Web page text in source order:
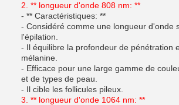
2. ** longueur d'onde 808 nm: **
- ** Caractéristiques: **
- Considéré comme une longueur d'onde
l'épilation.
- Il équilibre la profondeur de pénétration
mélanine.
- Efficace pour une large gamme de
et de types de peau.
- Il cible les follicules pileux.
3. ** longueur d'onde 1064 nm: **